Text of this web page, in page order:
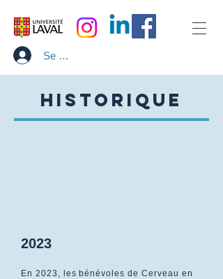
Se connecter
Historique
2023
En 2023, les bénévoles de Cerveau en